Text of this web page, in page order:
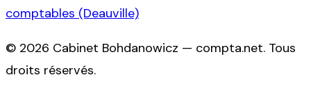
comptables (Deauville)
© 2026 Cabinet Bohdanowicz — compta.net. Tous
droits réservés.